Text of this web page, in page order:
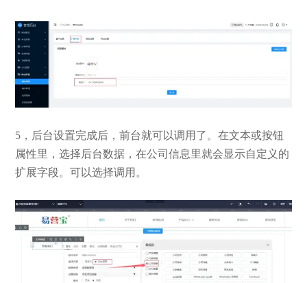
5，后台设置完成后，前台就可以调用了。在文本或按钮
属性里，选择后台数据，在公司信息里就会显示自定义的
扩展字段。可以选择调用。